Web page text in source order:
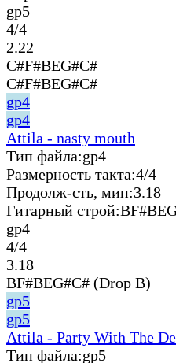
gp5
4/4
2.22
C#F#BEG#C#
C#F#BEG#C#
gp4
gp4
Attila - nasty mouth
Тип файла:gp4
Размерность такта:4/4
Продолж-сть, мин:3.18
Гитарный строй:
gp4
4/4
3.18
BF#BEG#C# (Drop B)
gp5
gp5
Attila - Party With The
Тип файла:gp5